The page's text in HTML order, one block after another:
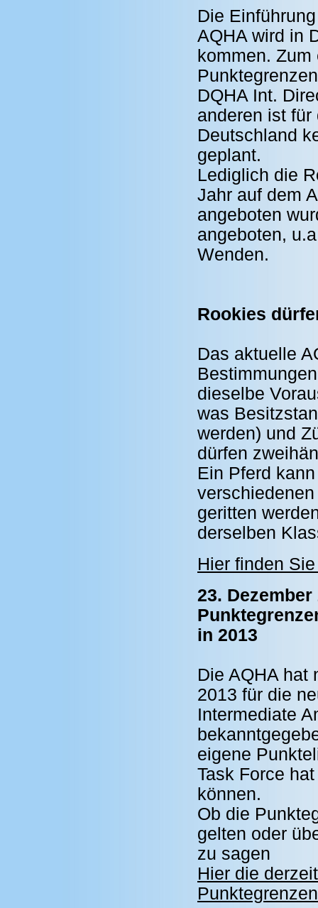
Die
AQHA wird in
kommen.
DQHA Int.
anderen ist für
Deutschland
geplant.
Lediglich die
Jahr auf dem
angeboten
angeboten,
Wenden.
Rookies
Das aktuelle
dieselbe
was
werden) und
dürfen
Ein Pferd
geritten
derselben
Hier finden
23.
in 2013
Die AQHA hat
2013 für die
Intermediate
eigene
Task Force
können.
Ob die
gelten oder
zu sagen
Hier die
Punktegrenzen